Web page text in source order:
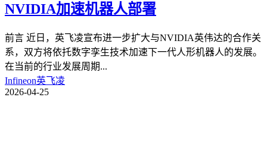
NVIDIA加速机器人部署
前言 近日，英飞凌宣布进一步扩大与NVIDIA英伟达的合作关
系，双方将依托数字孪生技术加速下一代人形机器人的发展。
在当前的行业发展周期...
Infineon英飞凌
2026-04-25